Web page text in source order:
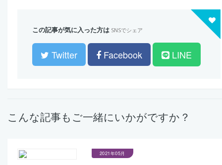
この記事が気に入った方は SNSでシェア
Twitter Facebook LINE
こんな記事もご一緒にいかがですか？
2021年05月